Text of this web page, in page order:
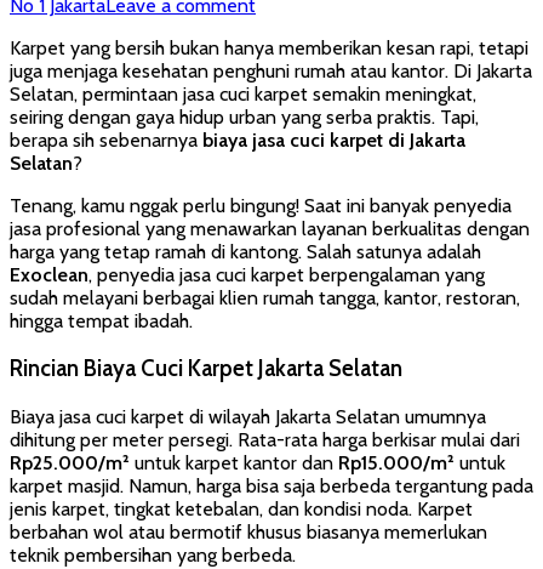
No 1 JakartaLeave a comment
Karpet yang bersih bukan hanya memberikan kesan rapi, tetapi
juga menjaga kesehatan penghuni rumah atau kantor. Di Jakarta
Selatan, permintaan jasa cuci karpet semakin meningkat,
seiring dengan gaya hidup urban yang serba praktis. Tapi,
berapa sih sebenarnya biaya jasa cuci karpet di Jakarta
Selatan?
Tenang, kamu nggak perlu bingung! Saat ini banyak penyedia
jasa profesional yang menawarkan layanan berkualitas dengan
harga yang tetap ramah di kantong. Salah satunya adalah
Exoclean, penyedia jasa cuci karpet berpengalaman yang
sudah melayani berbagai klien rumah tangga, kantor, restoran,
hingga tempat ibadah.
Rincian Biaya Cuci Karpet Jakarta Selatan
Biaya jasa cuci karpet di wilayah Jakarta Selatan umumnya
dihitung per meter persegi. Rata-rata harga berkisar mulai dari
Rp25.000/m² untuk karpet kantor dan Rp15.000/m² untuk
karpet masjid. Namun, harga bisa saja berbeda tergantung pada
jenis karpet, tingkat ketebalan, dan kondisi noda. Karpet
berbahan wol atau bermotif khusus biasanya memerlukan
teknik pembersihan yang berbeda.